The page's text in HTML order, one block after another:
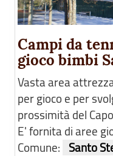
Campi da
gioco bimbi
Vasta area
per gioco e per
prossimità del
E' fornita di aree
Comune:
Santo